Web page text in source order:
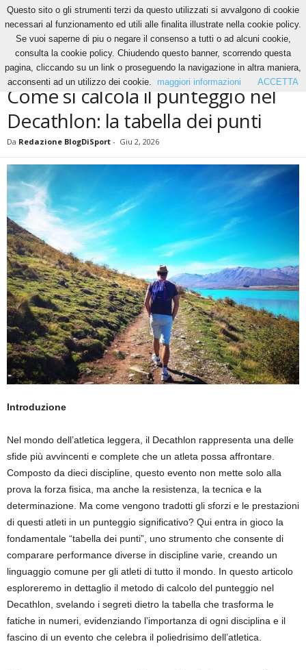
Altri Sport Atletica
Come si calcola il punteggio nel Decathlon: la tabella dei
punti
ALTRI SPORT ATLETICA
Come si calcola il punteggio nel
Decathlon: la tabella dei punti
Da Redazione BlogDiSport - Giu 2, 2026
Introduzione
Nel mondo dell’atletica leggera, il Decathlon rappresenta una delle
sfide più avvincenti e complete che un atleta possa affrontare.
Composto da dieci discipline, questo evento non mette solo alla
prova la forza fisica, ma anche la resistenza, la tecnica e la
determinazione. Ma come vengono tradotti gli sforzi e le prestazioni
di questi atleti in un punteggio significativo? Qui entra in gioco la
fondamentale “tabella dei punti”, uno strumento che consente di
comparare performance diverse in discipline varie, creando un
linguaggio comune per gli atleti di tutto il mondo. In questo articolo
esploreremo in dettaglio il metodo di calcolo del punteggio nel
Decathlon, svelando i segreti dietro la tabella che trasforma le
fatiche in numeri, evidenziando l’importanza di ogni disciplina e il
fascino di un evento che celebra il poliedrisimo dell’atletica.
Questo sito o gli strumenti terzi da questo utilizzati si avvalgono di cookie
necessari al funzionamento ed utili alle finalita illustrate nella cookie policy.
Se vuoi saperne di piu o negare il consenso a tutti o ad alcuni cookie,
consulta la cookie policy. Chiudendo questo banner, scorrendo questa
pagina, cliccando su un link o proseguendo la navigazione in altra maniera,
acconsenti ad un utilizzo dei cookie.
maggiori informazioni ACCETTA